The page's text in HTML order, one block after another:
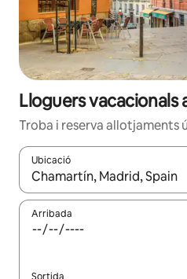
Lloguers vacacionals
Troba i reserva allotjaments
Ubicació
Quan els resultats estiguin
Arribada